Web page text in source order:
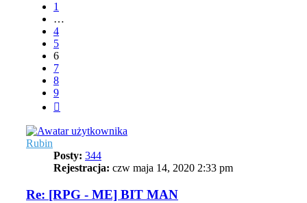
1
…
4
5
6
7
8
9
Rubin
Posty: 344
Rejestracja: czw maja 14, 2020 2:33 pm
Re: [RPG - ME] BIT MAN